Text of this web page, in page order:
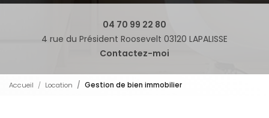
04 70 99 22 80
4 rue du Président Roosevelt 03120 LAPALISSE
Contactez-moi
Accueil Location Gestion de bien immobilier